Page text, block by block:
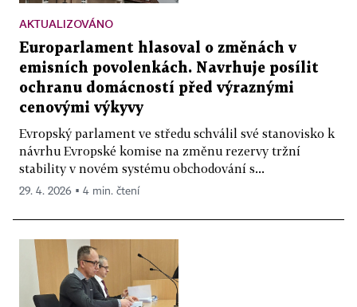
AKTUALIZOVÁNO
Europarlament hlasoval o změnách v
emisních povolenkách. Navrhuje posílit
ochranu domácností před výraznými
cenovými výkyvy
Evropský parlament ve středu schválil své stanovisko k
návrhu Evropské komise na změnu rezervy tržní
stability v novém systému obchodování s...
29. 4. 2026 ▪ 4 min. čtení